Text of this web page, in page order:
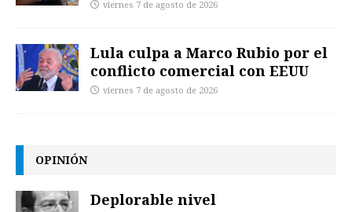
viernes 7 de agosto de 2026
Lula culpa a Marco Rubio por el
conflicto comercial con EEUU
viernes 7 de agosto de 2026
OPINIÓN
Deplorable nivel